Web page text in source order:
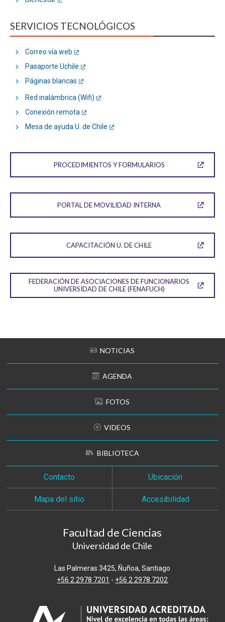
SERVICIOS TECNOLÓGICOS
Correo vía web
Pasaporte Uchile
Páginas blancas
Red inalámbrica (Wifi)
Conexión remota
Mesa de ayuda U. de Chile
PROCEDIMIENTOS Y FORMULARIOS
PORTAL DE MOVILIDAD INTERNA
CAPACITACIÓN U. DE CHILE
FEDERACIÓN DE ASOCIACIONES DE FUNCIONARIOS
UNIVERSIDAD DE CHILE (FENAFUCH)
NOTICIAS
AGENDA
FOTOS
VIDEOS
BIBLIOTECA
Contacto Ubicación
Mapa del sitio Accesibilidad
Facultad de Ciencias
Universidad de Chile
Las Palmeras 3425, Ñuñoa, Santiago
+56 2 2978 7201 - +56 2 2978 7202